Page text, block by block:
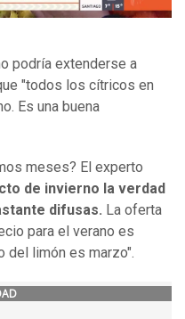
podría extenderse a
"todos los cítricos en
Es una buena
meses? El experto
de invierno la verdad
difusas. La oferta
para el verano es
del limón es marzo".